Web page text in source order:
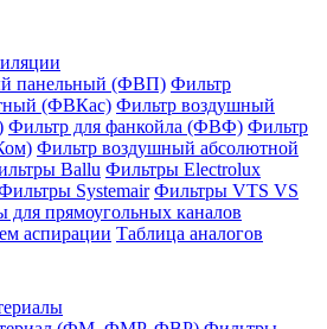
панельный (ФВП) Фильтр
(ФВКас) Фильтр воздушный
Фильтр для фанкойла (ФВФ) Фильтр
Фильтр воздушный абсолютной
Ballu Фильтры Electrolux
Systemair Фильтры VTS VS
для прямоугольных каналов
аспирации Таблица аналогов